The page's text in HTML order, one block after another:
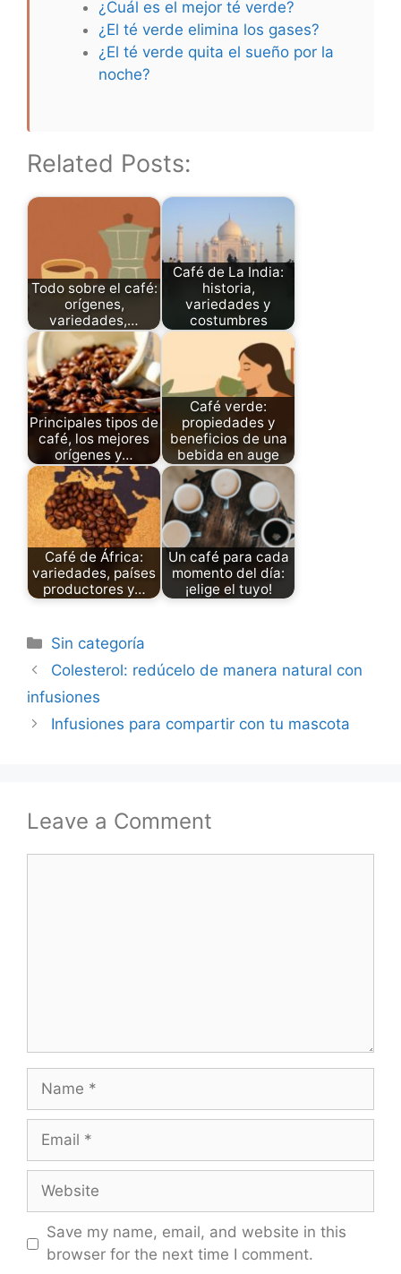
¿Cuál es el mejor té verde?
¿El té verde elimina los gases?
¿El té verde quita el sueño por la
noche?
Related Posts:
Todo sobre el café:
orígenes,
variedades,…
Café de La India:
historia,
variedades y
costumbres
Principales tipos de
café, los mejores
orígenes y…
Café verde:
propiedades y
beneficios de una
bebida en auge
Café de África:
variedades, países
productores y…
Un café para cada
momento del día:
¡elige el tuyo!
Categories
Sin categoría
Colesterol: redúcelo de manera natural con
infusiones
Infusiones para compartir con tu mascota
Leave a Comment
Name
Email
Website
Save my name, email, and website in this
browser for the next time I comment.